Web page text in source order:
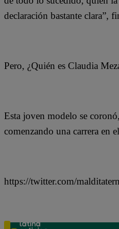
declaración bastante clara”,
Pero, ¿Quién es Claudia
Esta joven modelo se
comenzando una carrera en
https://twitter.com/